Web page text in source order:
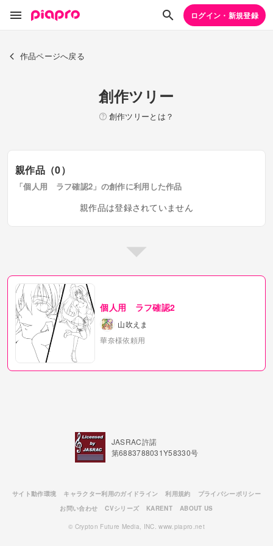
ログイン・新規登録
作品ページへ戻る
創作ツリー
創作ツリーとは？
親作品（0）
「個人用 ラフ確認2」の創作に利用した作品
親作品は登録されていません
個人用 ラフ確認2
山吹えま
華奈様依頼用
JASRAC許諾
第6883788031Y58330号
サイト動作環境 キャラクター利用のガイドライン 利用規約
プライバシーポリシー
お問い合わせ
CVシリーズ KARENT ABOUT US
© Crypton Future Media, INC. www.piapro.net